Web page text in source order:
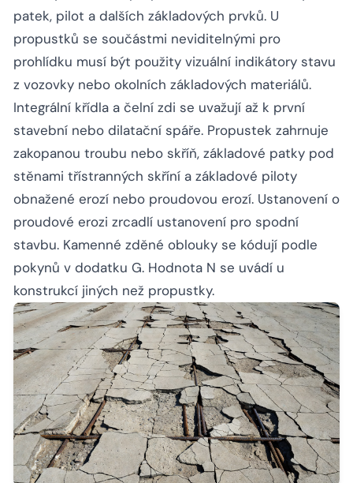
patek, pilot a dalších základových prvků. U
propustků se součástmi neviditelnými pro
prohlídku musí být použity vizuální indikátory stavu
z vozovky nebo okolních základových materiálů.
Integrální křídla a čelní zdi se uvažují až k první
stavební nebo dilatační spáře. Propustek zahrnuje
zakopanou troubu nebo skříň, základové patky pod
stěnami třístranných skříní a základové piloty
obnažené erozí nebo proudovou erozí. Ustanovení o
proudové erozi zrcadlí ustanovení pro spodní
stavbu. Kamenné zděné oblouky se kódují podle
pokynů v dodatku G. Hodnota N se uvádí u
konstrukcí jiných než propustky.